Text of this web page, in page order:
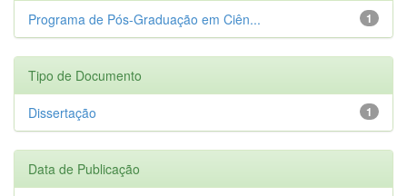
1
Programa de Pós-Graduação em Ciên...
Tipo de Documento
1
Dissertação
Data de Publicação